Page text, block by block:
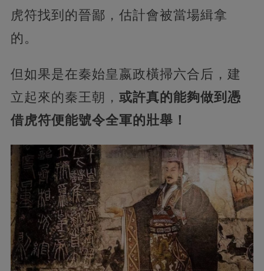
虎符找到的晉鄙，估計會被當場緝拿
的。
但如果是在秦始皇嬴政橫掃六合后，建
立起來的秦王朝， 或許真的能夠做到憑
借虎符便能號令全軍的壯舉！